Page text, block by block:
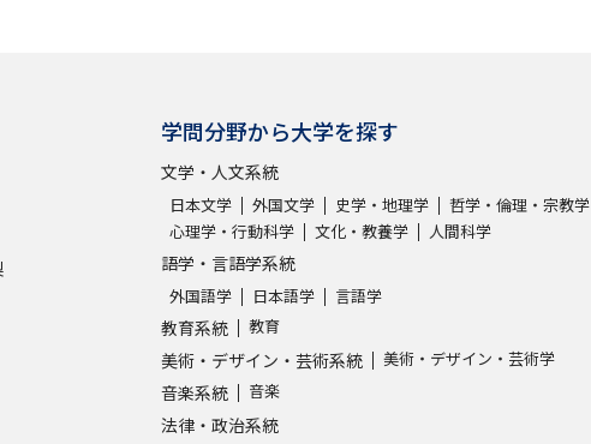
学問分野から大学を探す
文学・人文系統
日本文学 外国文学 史学・地理学
哲学・倫理・宗教学
心理学・行動科学
文化・教養学 人間科学
語学・言語学系統
外国語学 日本語学 言語学
教育系統 教育
美術・デザイン・芸術系統 美術・デザイン・芸術学
音楽系統 音楽
法律・政治系統